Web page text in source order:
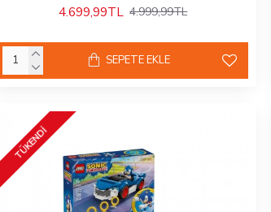
4.699,99TL 4.999,99TL
SEPETE EKLE
TÜKENDI